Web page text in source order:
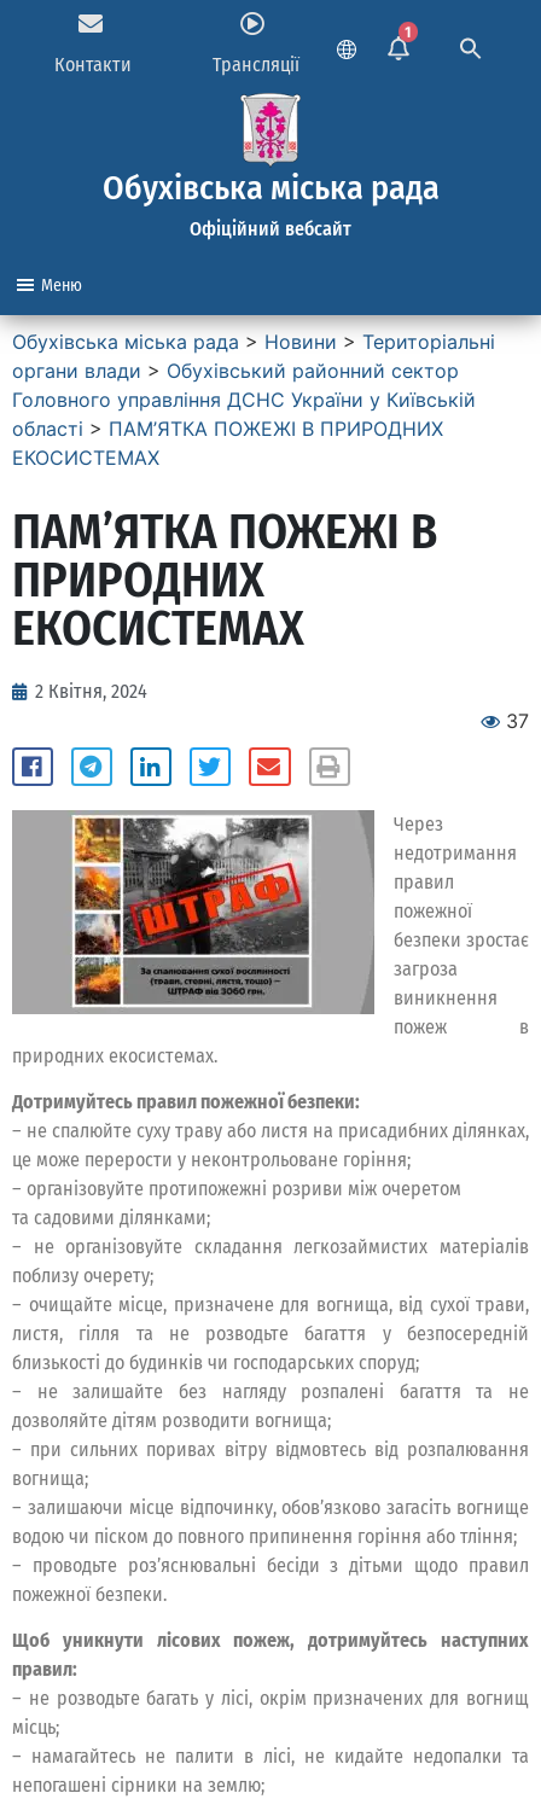
Контакти Трансляції
1
Обухівська міська рада
Офіційний вебсайт
Меню
Обухівська міська рада > Новини > Територіальні
органи влади > Обухівський районний сектор
Головного управління ДСНС України у Київській
області > ПАМ’ЯТКА ПОЖЕЖІ В ПРИРОДНИХ
ЕКОСИСТЕМАХ
ПАМ’ЯТКА ПОЖЕЖІ В
ПРИРОДНИХ
ЕКОСИСТЕМАХ
2 Квітня, 2024
37
Через
недотримання
правил
пожежної
безпеки зростає
загроза
виникнення
пожеж в
природних екосистемах.
Дотримуйтесь правил пожежної безпеки:
– не спалюйте суху траву або листя на присадибних ділянках,
це може перерости у неконтрольоване горіння;
– організовуйте протипожежні розриви між очеретом
та садовими ділянками;
– не організовуйте складання легкозаймистих матеріалів
поблизу очерету;
– очищайте місце, призначене для вогнища, від сухої трави,
листя, гілля та не розводьте багаття у безпосередній
близькості до будинків чи господарських споруд;
– не залишайте без нагляду розпалені багаття та не
дозволяйте дітям розводити вогнища;
– при сильних поривах вітру відмовтесь від розпалювання
вогнища;
– залишаючи місце відпочинку, обов’язково загасіть вогнище
водою чи піском до повного припинення горіння або тління;
– проводьте роз’яснювальні бесіди з дітьми щодо правил
пожежної безпеки.
Щоб уникнути лісових пожеж, дотримуйтесь наступних
правил:
– не розводьте багать у лісі, окрім призначених для вогнищ
місць;
– намагайтесь не палити в лісі, не кидайте недопалки та
непогашені сірники на землю;